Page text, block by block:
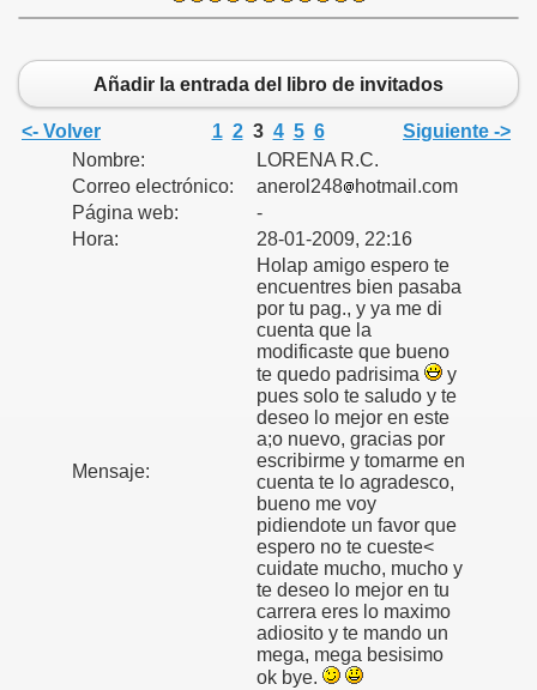
Añadir la entrada del libro de invitados
<- Volver 1 2 3 4 5 6
Siguiente ->
Nombre:
LORENA R.C.
Correo electrónico:
anerol248
hotmail.com
Página web:
-
Hora:
28-01-2009, 22:16
Mensaje:
Holap amigo espero te
encuentres bien pasaba
por tu pag., y ya me di
cuenta que la
modificaste que bueno
te quedo padrisima
y
pues solo te saludo y te
deseo lo mejor en este
a;o nuevo, gracias por
escribirme y tomarme en
cuenta te lo agradesco,
bueno me voy
pidiendote un favor que
espero no te cueste<
cuidate mucho, mucho y
te deseo lo mejor en tu
carrera eres lo maximo
adiosito y te mando un
mega, mega besisimo
ok bye.